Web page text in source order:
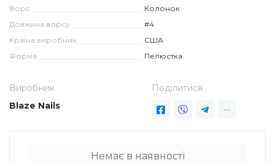
Декор для нігтів
Наклейки гнучкі лінії
Ворс
Колонок
Довжина ворсу
#4
Країна виробник
США
Форма
Пелюстка
Виробник
Blaze Nails
Поділитися
Немає в наявності